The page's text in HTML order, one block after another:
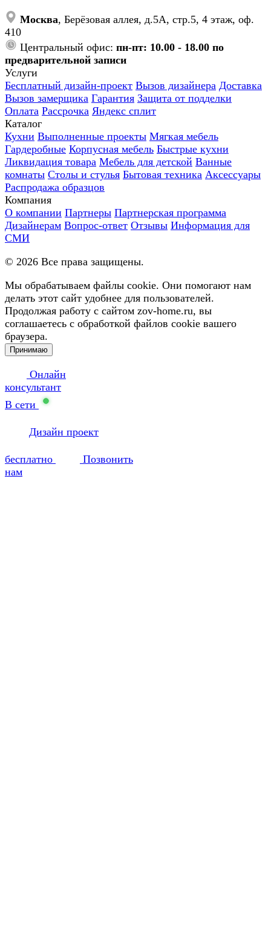
Москва, Берёзовая аллея, д.5А, стр.5, 4 этаж, оф.
410
Центральный офис: пн-пт: 10.00 - 18.00 по
предварительной записи
Услуги
Бесплатный дизайн-проект Вызов дизайнера Доставка
Вызов замерщика Гарантия Защита от подделки
Оплата Рассрочка Яндекс сплит
Каталог
Кухни Выполненные проекты Мягкая мебель
Гардеробные Корпусная мебель Быстрые кухни
Ликвидация товара Мебель для детской Ванные
комнаты Столы и стулья Бытовая техника Аксессуары
Распродажа образцов
Компания
О компании Партнеры Партнерская программа
Дизайнерам Вопрос-ответ Отзывы Информация для
СМИ
© 2026 Все права защищены.
Мы обрабатываем файлы cookie. Они помогают нам
делать этот сайт удобнее для пользователей.
Продолжая работу с сайтом zov-home.ru, вы
соглашаетесь с обработкой файлов cookie вашего
браузера.
Принимаю
Онлайн
консультант
В сети
Дизайн проект
бесплатно
Позвонить
нам